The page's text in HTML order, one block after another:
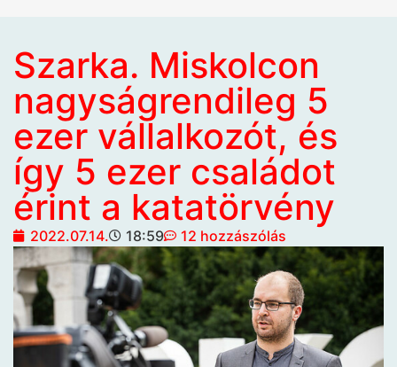
Szarka. Miskolcon
nagyságrendileg 5
ezer vállalkozót, és
így 5 ezer családot
érint a katatörvény
2022.07.14. 18:59 12 hozzászólás